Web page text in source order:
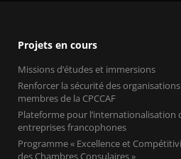
Projets en cours
Missions d’études et immersions
Renforcer la sécurité des organisations
membres de la CPCCAF
Plateforme pour l’internationalisation
entreprises francophones
Programme « Excellence et
des Chambres Consulaires »